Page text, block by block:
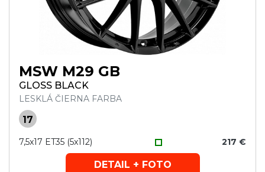
MSW M29 GB
GLOSS BLACK
LESKLÁ ČIERNA FARBA
17
7,5x17 ET35 (5x112) 217 €
DETAIL + FOTO